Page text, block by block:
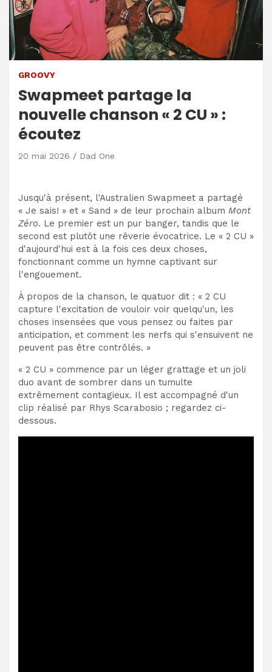
GROOVY
Swapmeet partage la
nouvelle chanson « 2 CU » :
écoutez
20 mai 2026 Dad One
Jusqu'à présent, l'Australien Swapmeet a partagé
« Je sais! » et « Sand » de leur prochain album Mont
Zéro. Le premier est un pur banger, tandis que le
second est plutôt une rêverie évocatrice. Le « 2 CU »
d'aujourd'hui est à la fois ces deux choses,
fonctionnant comme un hymne captivant sur
l'engouement.
À propos de la chanson, le quatuor dit : « 2 CU
capture l'excitation de vouloir voir quelqu'un, les
choses insensées que vous pensez ou faites par
anticipation, et comment les nerfs qui s'ensuivent ne
peuvent pas être contrôlés. »
« 2 CU » commence par un léger grattage et un joli
duo avant de sombrer dans un tumulte
extrêmement contagieux. Il est accompagné d'un
clip réalisé par Rhys Scarabosio ; regardez ci-
dessous.